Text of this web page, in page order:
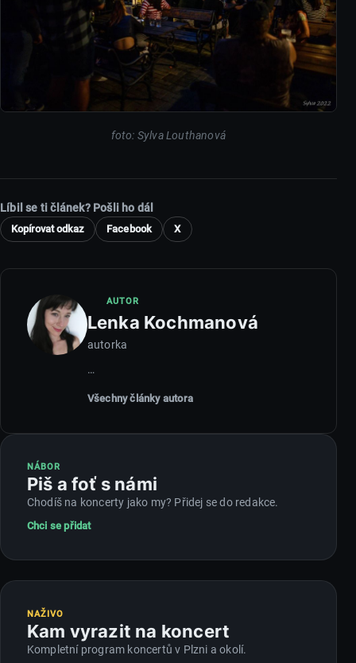
foto: Sylva Louthanová
Líbil se ti článek? Pošli ho dál
Kopírovat odkaz Facebook X
AUTOR
Lenka Kochmanová
autorka
…
Všechny články autora
NÁBOR
Piš a foť s námi
Chodíš na koncerty jako my? Přidej se do redakce.
Chci se přidat
NAŽIVO
Kam vyrazit na koncert
Kompletní program koncertů v Plzni a okolí.